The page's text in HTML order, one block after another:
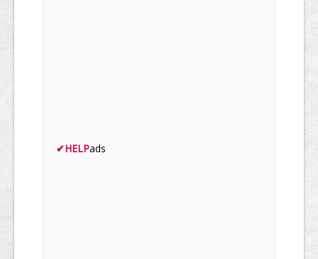
✔HELPads